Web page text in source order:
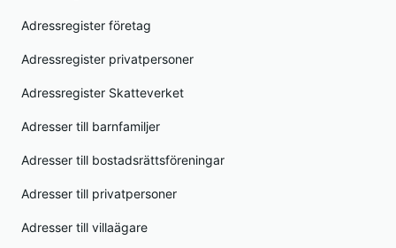
Adressregister företag
Adressregister privatpersoner
Adressregister Skatteverket
Adresser till barnfamiljer
Adresser till bostadsrättsföreningar
Adresser till privatpersoner
Adresser till villaägare